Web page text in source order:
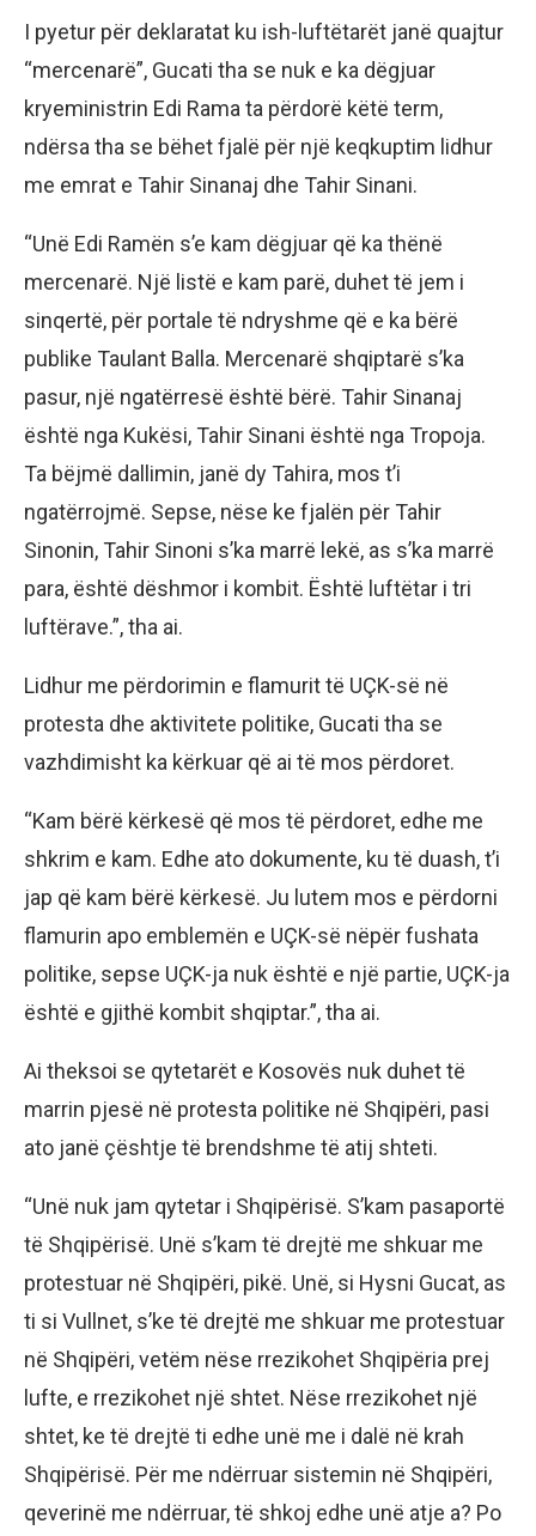
I pyetur për deklaratat ku ish-luftëtarët janë quajtur
“mercenarë”, Gucati tha se nuk e ka dëgjuar
kryeministrin Edi Rama ta përdorë këtë term,
ndërsa tha se bëhet fjalë për një keqkuptim lidhur
me emrat e Tahir Sinanaj dhe Tahir Sinani.
“Unë Edi Ramën s’e kam dëgjuar që ka thënë
mercenarë. Një listë e kam parë, duhet të jem i
sinqertë, për portale të ndryshme që e ka bërë
publike Taulant Balla. Mercenarë shqiptarë s’ka
pasur, një ngatërresë është bërë. Tahir Sinanaj
është nga Kukësi, Tahir Sinani është nga Tropoja.
Ta bëjmë dallimin, janë dy Tahira, mos t’i
ngatërrojmë. Sepse, nëse ke fjalën për Tahir
Sinonin, Tahir Sinoni s’ka marrë lekë, as s’ka marrë
para, është dëshmor i kombit. Është luftëtar i tri
luftërave.”, tha ai.
Lidhur me përdorimin e flamurit të UÇK-së në
protesta dhe aktivitete politike, Gucati tha se
vazhdimisht ka kërkuar që ai të mos përdoret.
“Kam bërë kërkesë që mos të përdoret, edhe me
shkrim e kam. Edhe ato dokumente, ku të duash, t’i
jap që kam bërë kërkesë. Ju lutem mos e përdorni
flamurin apo emblemën e UÇK-së nëpër fushata
politike, sepse UÇK-ja nuk është e një partie, UÇK-ja
është e gjithë kombit shqiptar.”, tha ai.
Ai theksoi se qytetarët e Kosovës nuk duhet të
marrin pjesë në protesta politike në Shqipëri, pasi
ato janë çështje të brendshme të atij shteti.
“Unë nuk jam qytetar i Shqipërisë. S’kam pasaportë
të Shqipërisë. Unë s’kam të drejtë me shkuar me
protestuar në Shqipëri, pikë. Unë, si Hysni Gucat, as
ti si Vullnet, s’ke të drejtë me shkuar me protestuar
në Shqipëri, vetëm nëse rrezikohet Shqipëria prej
lufte, e rrezikohet një shtet. Nëse rrezikohet një
shtet, ke të drejtë ti edhe unë me i dalë në krah
Shqipërisë. Për me ndërruar sistemin në Shqipëri,
qeverinë me ndërruar, të shkoj edhe unë atje a? Po